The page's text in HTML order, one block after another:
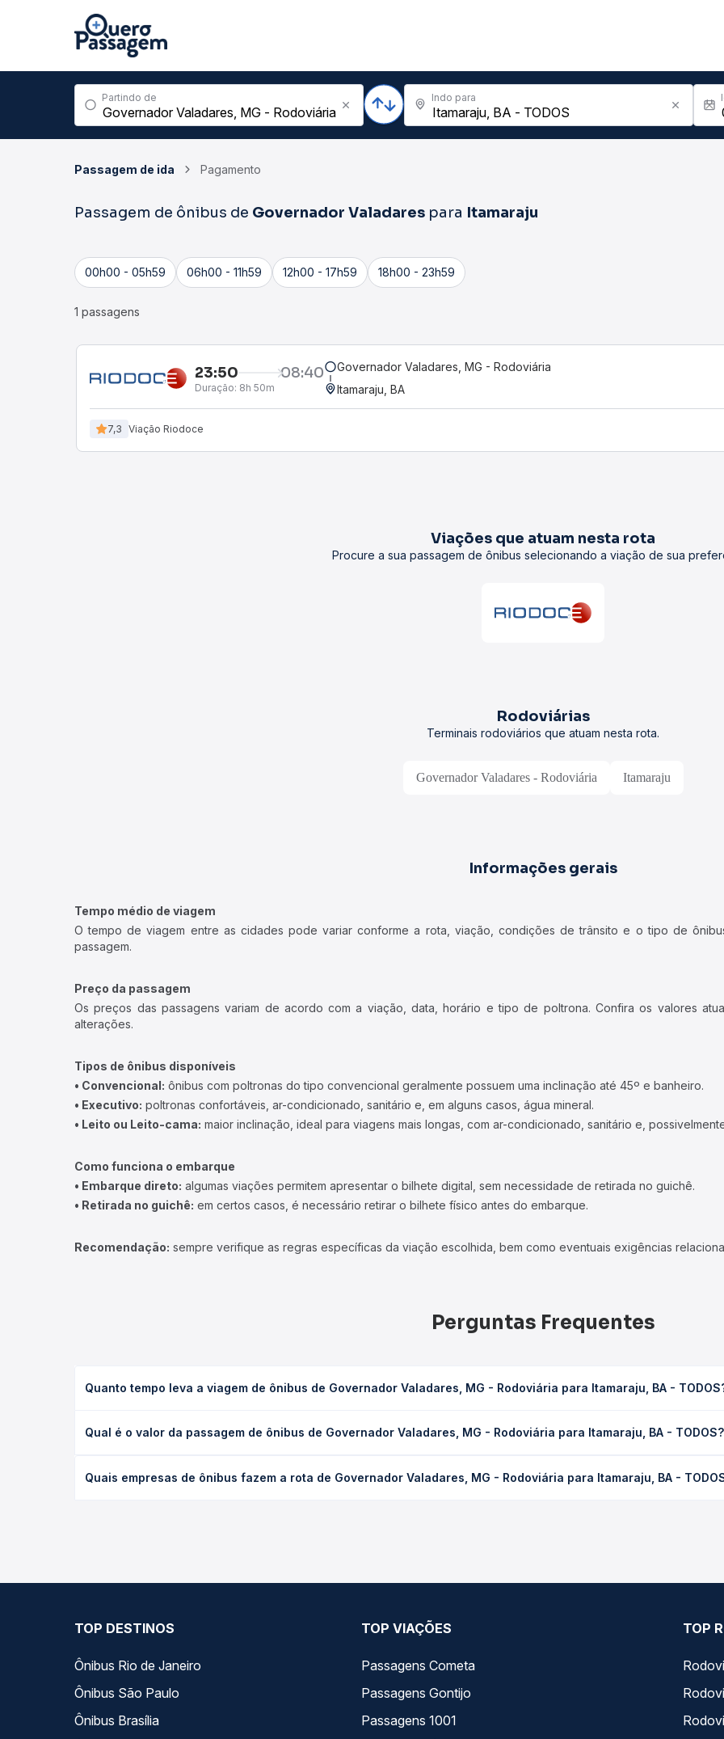
Partindo de Indo para
Passagem de ida Pagamento
Passagem de ônibus de Governador Valadares para Itamaraju
00h00 - 05h59 06h00 - 11h59 12h00 - 17h59 18h00 - 23h59
1 passagens
23:50 08:40
Duração: 8h 50m
Governador Valadares, MG - Rodoviária
Itamaraju, BA
7,3 Viação Riodoce
Viações que atuam nesta rota
Procure a sua passagem de ônibus selecionando a viação de sua
Rodoviárias
Terminais rodoviários que atuam nesta rota.
Governador Valadares - Rodoviária Itamaraju
Informações gerais
Tempo médio de viagem
O tempo de viagem entre as cidades pode variar conforme a rota, viação, condições de trânsito e o tipo de
passagem.
Preço da passagem
Os preços das passagens variam de acordo com a viação, data, horário e tipo de poltrona. Confira os valores
alterações.
Tipos de ônibus disponíveis
• Convencional: ônibus com poltronas do tipo convencional geralmente possuem uma inclinação até 45º e banheiro.
• Executivo: poltronas confortáveis, ar-condicionado, sanitário e, em alguns casos, água mineral.
• Leito ou Leito-cama: maior inclinação, ideal para viagens mais longas, com ar-condicionado, sanitário e,
Como funciona o embarque
• Embarque direto: algumas viações permitem apresentar o bilhete digital, sem necessidade de retirada no guichê.
• Retirada no guichê: em certos casos, é necessário retirar o bilhete físico antes do embarque.
Recomendação: sempre verifique as regras específicas da viação escolhida, bem como eventuais exigências
Perguntas Frequentes
Quanto tempo leva a viagem de ônibus de Governador Valadares, MG - Rodoviária para Itamaraju, BA -
(convencional, executivo ou leito) e as condições de tráfego. Na Quero Passagem você consulta os horários
Qual é o valor da passagem de ônibus de Governador Valadares, MG - Rodoviária para Itamaraju, BA - TODOS?
empresa, o tipo de poltrona e a antecedência da compra. Na Quero Passagem você compara os preços de todas as
Quais empresas de ônibus fazem a rota de Governador Valadares, MG - Rodoviária para Itamaraju, BA -
TOP DESTINOS
Ônibus Rio de Janeiro
Ônibus São Paulo
Ônibus Brasília
TOP VIAÇÕES
Passagens Cometa
Passagens Gontijo
Passagens 1001
TOP